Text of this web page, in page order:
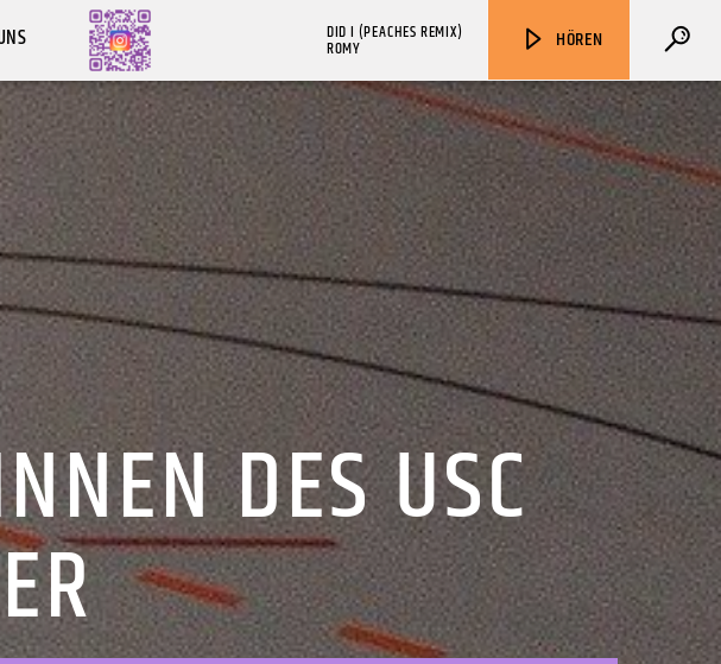
HÖREN
DID I (PEACHES REMIX)
ROMY
ZU HÖREN IN
Münster 90,9 MHz
Steinfurt103,9 MHz
DES USC